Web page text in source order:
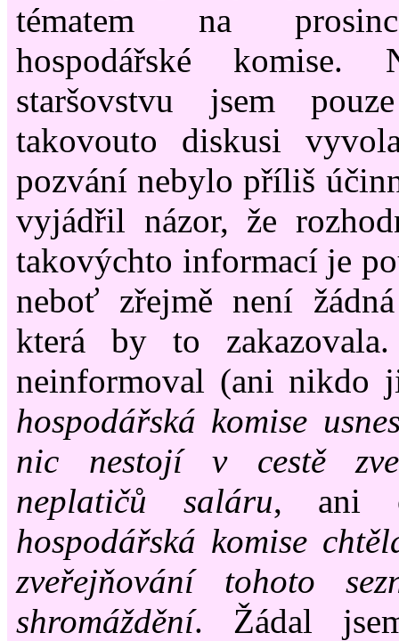
tématem na
hospodářské komise.
staršovstvu jsem
takovouto diskusi
pozvání nebylo příliš
vyjádřil názor, že
takovýchto informací je
neboť zřejmě není
která by to
neinformoval (ani
hospodářská komise
nic nestojí v cestě
neplatičů saláru, ani
hospodářská komise
zveřejňování tohoto
shromáždění. Žádal